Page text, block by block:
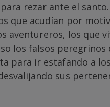
rezar ante el santo.
que acudían por
aventureros, los que
los falsos peregrinos
para ir estafando a los
sus